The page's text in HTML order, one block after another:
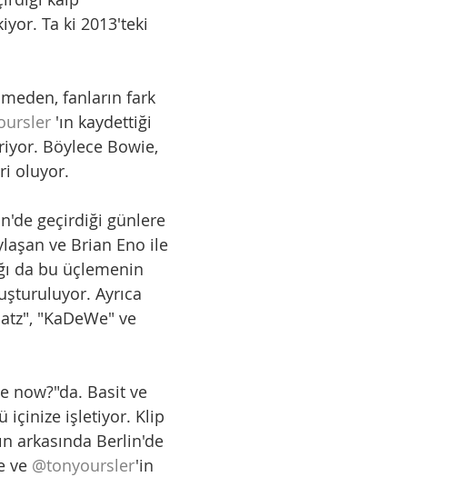
Ta ki 2013'teki
fanların fark
'ın kaydettiği
Böylece Bowie,
oluyor.
geçirdiği günlere
ve Brian Eno ile
da bu üçlemenin
Ayrıca
"KaDeWe" ve
now?"da. Basit ve
içinize işletiyor. Klip
arkasında Berlin'de
ve @tonyoursler'in